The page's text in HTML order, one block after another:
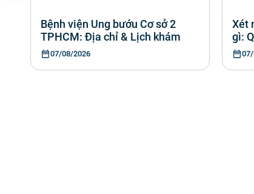
Bệnh viện Ung bướu Cơ sở 2
TPHCM: Địa chỉ & Lịch khám
07/08/2026
Xét
gì: